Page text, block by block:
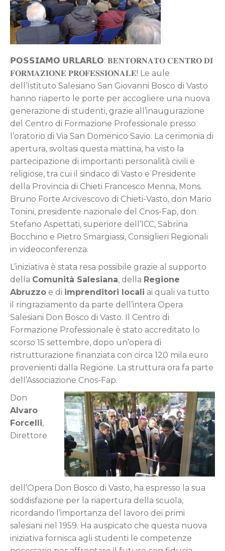
𝗣𝗢𝗦𝗦𝗜𝗔𝗠𝗢 𝗨𝗥𝗟𝗔𝗥𝗟𝗢: 𝐁𝐄𝐍𝐓𝐎𝐑𝐍𝐀𝐓𝐎 𝐂𝐄𝐍𝐓𝐑𝐎 𝐃𝐈
𝐅𝐎𝐑𝐌𝐀𝐙𝐈𝐎𝐍𝐄 𝐏𝐑𝐎𝐅𝐄𝐒𝐒𝐈𝐎𝐍𝐀𝐋𝐄! Le aule
dell’Istituto Salesiano San Giovanni Bosco di Vasto
hanno riaperto le porte per accogliere una nuova
generazione di studenti, grazie all’inaugurazione
del Centro di Formazione Professionale presso
l’oratorio di Via San Domenico Savio. La cerimonia di
apertura, svoltasi questa mattina, ha visto la
partecipazione di importanti personalità civili e
religiose, tra cui il sindaco di Vasto e Presidente
della Provincia di Chieti Francesco Menna, Mons.
Bruno Forte Arcivescovo di Chieti-Vasto, don Mario
Tonini, presidente nazionale del Cnos-Fap, don
Stefano Aspettati, superiore dell’ICC, Sabrina
Bocchino e Pietro Smargiassi, Consiglieri Regionali
in videoconferenza.
L’iniziativa è stata resa possibile grazie al supporto
della Comunità Salesiana, della Regione
Abruzzo e di imprenditori locali ai quali va tutto
il ringraziamento da parte dell’intera Opera
Salesiani Don Bosco di Vasto. Il Centro di
Formazione Professionale è stato accreditato lo
scorso 15 settembre, dopo un’opera di
ristrutturazione finanziata con circa 120 mila euro
provenienti dalla Regione. La struttura ora fa parte
dell’Associazione Cnos-Fap.
Don
Alvaro
Forcelli,
Direttore
dell’Opera Don Bosco di Vasto, ha espresso la sua
soddisfazione per la riapertura della scuola,
ricordando l’importanza del lavoro dei primi
salesiani nel 1959. Ha auspicato che questa nuova
iniziativa fornisca agli studenti le competenze